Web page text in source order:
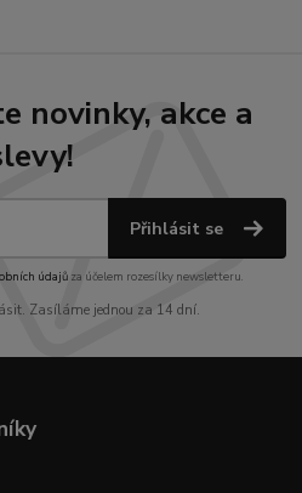
novinky, akce a
Přihlásit se
údajůza účelem rozesílky newsletteru.
Zasíláme jednou za 14 dní.